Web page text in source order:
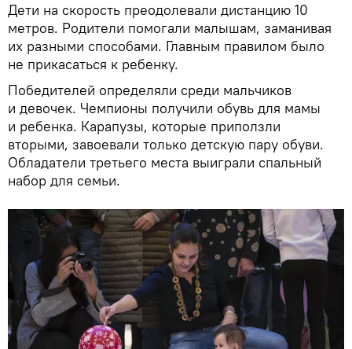
Дети на скорость преодолевали дистанцию 10
метров. Родители помогали малышам, заманивая
их разными способами. Главным правилом было
не прикасаться к ребенку.
Победителей определяли среди мальчиков
и девочек. Чемпионы получили обувь для мамы
и ребенка. Карапузы, которые приползли
вторыми, завоевали только детскую пару обуви.
Обладатели третьего места выиграли спальный
набор для семьи.